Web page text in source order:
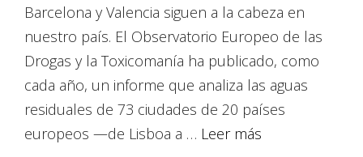
Barcelona y Valencia siguen a la cabeza en
nuestro país. El Observatorio Europeo de las
Drogas y la Toxicomanía ha publicado, como
cada año, un informe que analiza las aguas
residuales de 73 ciudades de 20 países
europeos —de Lisboa a … Leer más